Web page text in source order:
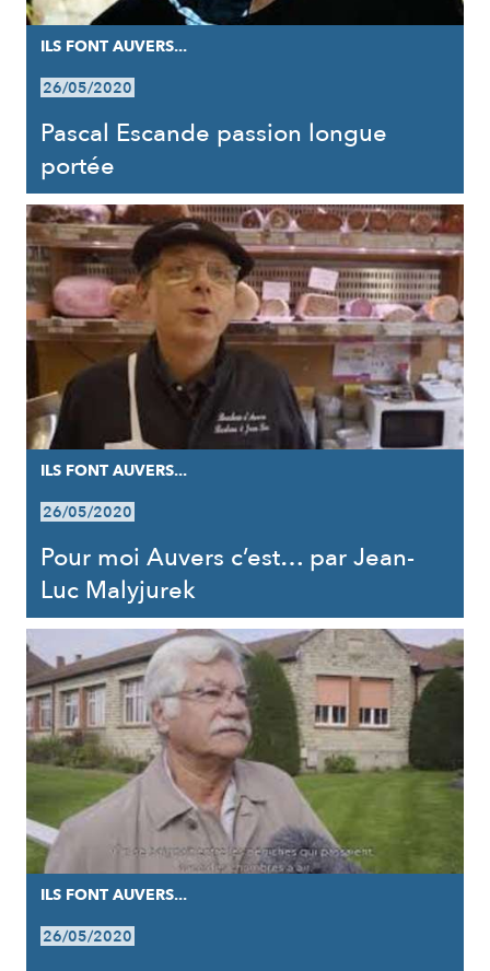
ILS FONT AUVERS...
26/05/2020
Pascal Escande passion longue
portée
ILS FONT AUVERS...
26/05/2020
Pour moi Auvers c’est… par Jean-
Luc Malyjurek
ILS FONT AUVERS...
26/05/2020